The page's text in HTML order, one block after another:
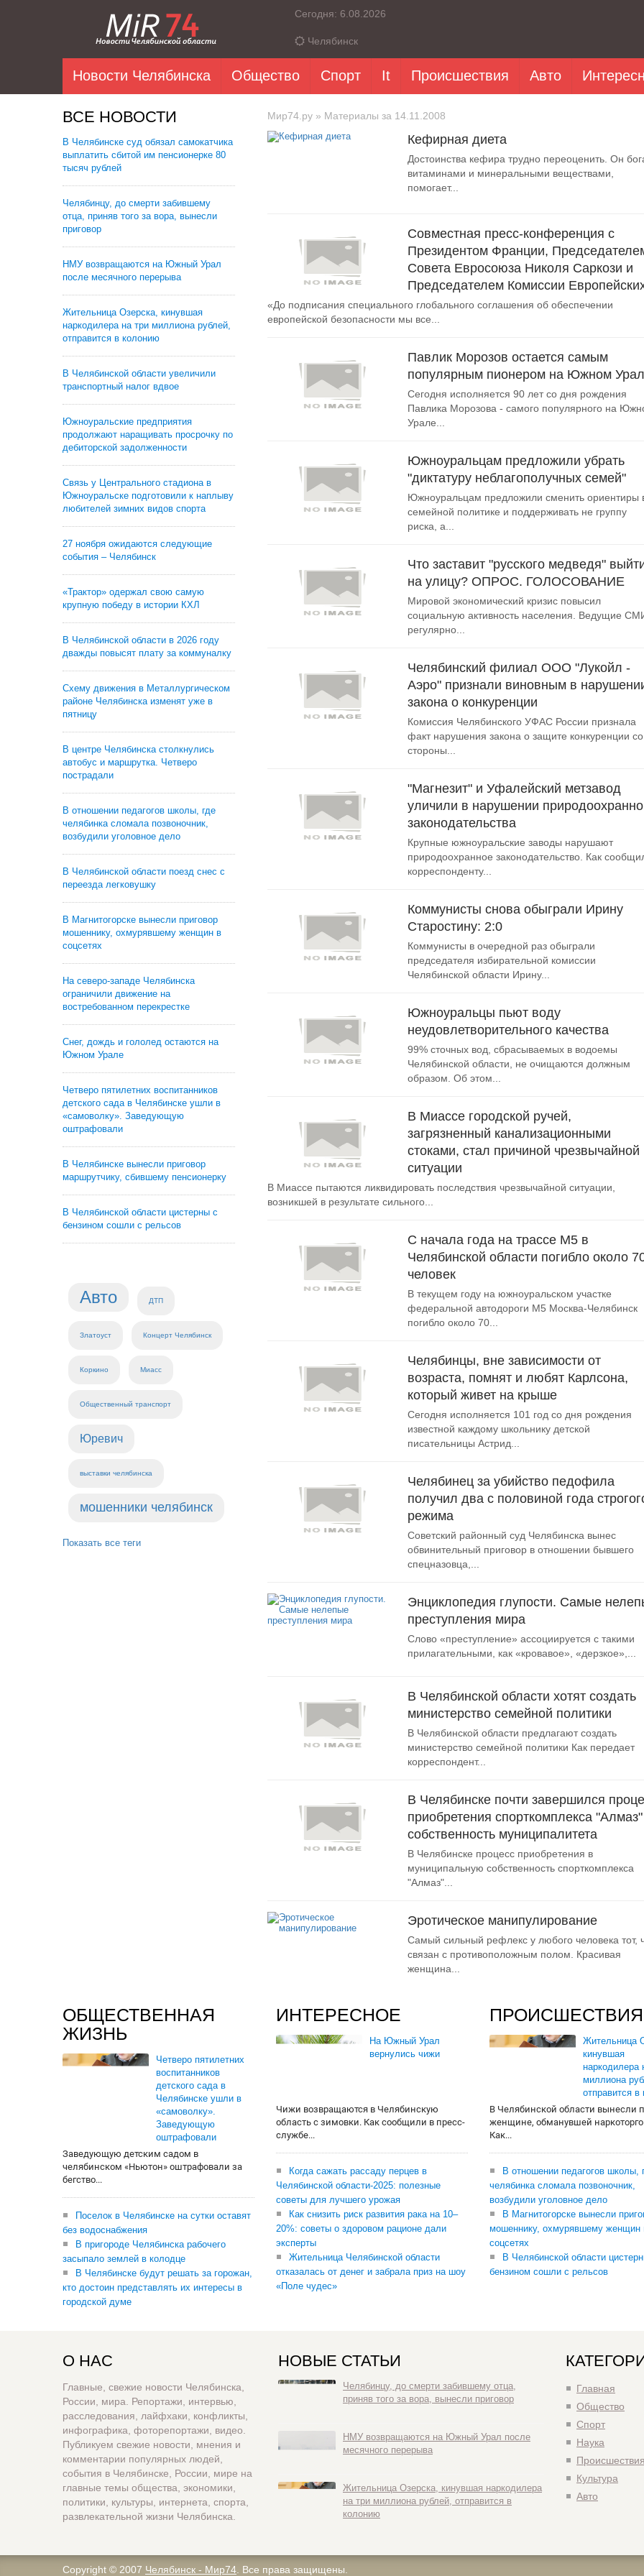
Сегодня: 6.08.2026
Челябинск
Новости Челябинска Общество Спорт It Происшествия Авто
ВСЕ НОВОСТИ
В Челябинске суд обязал самокатчика
выплатить сбитой им пенсионерке 80
тысяч рублей
Челябинцу, до смерти забившему
отца, приняв того за вора, вынесли
приговор
НМУ возвращаются на Южный Урал
после месячного перерыва
Жительница Озерска, кинувшая
наркодилера на три миллиона рублей,
отправится в колонию
В Челябинской области увеличили
транспортный налог вдвое
Южноуральские предприятия
продолжают наращивать просрочку по
дебиторской задолженности
Связь у Центрального стадиона в
Южноуральске подготовили к наплыву
любителей зимних видов спорта
27 ноября ожидаются следующие
события – Челябинск
«Трактор» одержал свою самую
крупную победу в истории КХЛ
В Челябинской области в 2026 году
дважды повысят плату за коммуналку
Схему движения в Металлургическом
районе Челябинска изменят уже в
пятницу
В центре Челябинска столкнулись
автобус и маршрутка. Четверо
пострадали
В отношении педагогов школы, где
челябинка сломала позвоночник,
возбудили уголовное дело
В Челябинской области поезд снес с
переезда легковушку
В Магнитогорске вынесли приговор
мошеннику, охмурявшему женщин в
соцсетях
На северо-западе Челябинска
ограничили движение на
востребованном перекрестке
Снег, дождь и гололед остаются на
Южном Урале
Четверо пятилетних воспитанников
детского сада в Челябинске ушли в
«самоволку». Заведующую
оштрафовали
В Челябинске вынесли приговор
маршрутчику, сбившему пенсионерку
В Челябинской области цистерны с
бензином сошли с рельсов
Авто ДТП
Златоуст Концерт Челябинск
Коркино Миасс
Общественный транспорт
Юревич
выставки челябинска
мошенники челябинск
Показать все теги
Мир74.ру » Материалы за 14.11.2008
Кефирная диета
Достоинства кефира трудно переоценить. Он
витаминами и минеральными веществами,
помогает...
Совместная пресс-конференция с
Президентом Франции,
Совета Евросоюза Николя Саркози и
Председателем Комиссии
«До подписания специального глобального соглашения об обеспечении
европейской безопасности мы все...
Павлик Морозов остается самым
популярным пионером на Южном
Сегодня исполняется 90 лет со дня рождения
Павлика Морозова - самого популярного на
Урале...
Южноуральцам предложили убрать
"диктатуру неблагополучных семей"
Южноуральцам предложили сменить ориентиры
семейной политике и поддерживать не группу
риска, а...
Что заставит "русского медведя"
на улицу? ОПРОС. ГОЛОСОВАНИЕ
Мировой экономический кризис повысил
социальную активность населения. Ведущие
регулярно...
Челябинский филиал ООО "Лукойл -
Аэро" признали виновным в
закона о конкуренции
Комиссия Челябинского УФАС России признала
факт нарушения закона о защите конкуренции со
стороны...
"Магнезит" и Уфалейский метзавод
уличили в нарушении
законодательства
Крупные южноуральские заводы нарушают
природоохранное законодательство. Как
корреспонденту...
Коммунисты снова обыграли Ирину
Старостину: 2:0
Коммунисты в очередной раз обыграли
председателя избирательной комиссии
Челябинской области Ирину...
Южноуральцы пьют воду
неудовлетворительного качества
99% сточных вод, сбрасываемых в водоемы
Челябинской области, не очищаются должным
образом. Об этом...
В Миассе городской ручей,
загрязненный канализационными
стоками, стал причиной чрезвычайной
ситуации
В Миассе пытаются ликвидировать последствия чрезвычайной ситуации,
возникшей в результате сильного...
С начала года на трассе М5 в
Челябинской области погибло около
человек
В текущем году на южноуральском участке
федеральной автодороги М5 Москва-Челябинск
погибло около 70...
Челябинцы, вне зависимости от
возраста, помнят и любят Карлсона,
который живет на крыше
Сегодня исполняется 101 год со дня рождения
известной каждому школьнику детской
писательницы Астрид...
Челябинец за убийство педофила
получил два с половиной года
режима
Советский районный суд Челябинска вынес
обвинительный приговор в отношении бывшего
спецназовца,...
Энциклопедия глупости. Самые
преступления мира
Слово «преступление» ассоциируется с такими
прилагательными, как «кровавое», «дерзкое»,...
В Челябинской области хотят создать
министерство семейной политики
В Челябинской области предлагают создать
министерство семейной политики Как передает
корреспондент...
В Челябинске почти завершился
приобретения спорткомплекса
собственность муниципалитета
В Челябинске процесс приобретения в
муниципальную собственность спорткомплекса
"Алмаз"...
Эротическое манипулирование
Самый сильный рефлекс у любого человека тот,
связан с противоположным полом. Красивая
женщина...
ОБЩЕСТВЕННАЯ
ЖИЗНЬ
Четверо пятилетних
воспитанников
детского сада в
Челябинске ушли в
«самоволку».
Заведующую
оштрафовали
Заведующую детским садом в
челябинском «Ньютон» оштрафовали за
бегство...
Поселок в Челябинске на сутки оставят
без водоснабжения
В пригороде Челябинска рабочего
засыпало землей в колодце
В Челябинске будут решать за горожан,
кто достоин представлять их интересы в
городской думе
ИНТЕРЕСНОЕ
На Южный Урал
вернулись чижи
Чижи возвращаются в Челябинскую
область с зимовки. Как сообщили в пресс-
службе...
Когда сажать рассаду перцев в
Челябинской области-2025: полезные
советы для лучшего урожая
Как снизить риск развития рака на 10–
20%: советы о здоровом рационе дали
эксперты
Жительница Челябинской области
отказалась от денег и забрала приз на шоу
«Поле чудес»
ПРОИСШЕСТВИЯ
Жительница
кинувшая
наркодилера
миллиона
отправится
В Челябинской области вынесли
женщине, обманувшей
Как...
В отношении педагогов школы,
челябинка сломала позвоночник,
возбудили уголовное дело
В Магнитогорске вынесли
мошеннику, охмурявшему женщин
соцсетях
В Челябинской области
бензином сошли с рельсов
О НАС
Главные, свежие новости Челябинска,
России, мира. Репортажи, интервью,
расследования, лайфхаки, конфликты,
инфографика, фоторепортажи, видео.
Публикуем свежие новости, мнения и
комментарии популярных людей,
события в Челябинске, России, мире на
главные темы общества, экономики,
политики, культуры, интернета, спорта,
развлекательной жизни Челябинска.
НОВЫЕ СТАТЬИ
Челябинцу, до смерти забившему отца,
приняв того за вора, вынесли приговор
НМУ возвращаются на Южный Урал после
месячного перерыва
Жительница Озерска, кинувшая наркодилера
на три миллиона рублей, отправится в
колонию
Главная
Общество
Спорт
Наука
Культура
Авто
Copyright © 2007 Челябинск - Мир74 . Все права защищены.